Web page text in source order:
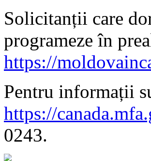
Solicitanții care
programeze în
https://
Pentru informații
https://
0243.